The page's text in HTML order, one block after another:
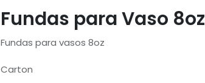
Fundas para Vaso 8oz
Fundas para vasos 8oz
Carton